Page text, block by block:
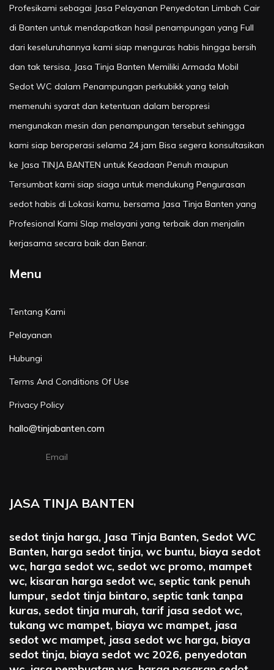
Profesikami sebagai Jasa Pelayanan Penyedotan Limbah Cair
di Banten untuk mendapatkan hasil penampungan yang Full
dari keseluruhannya kami siap menguras habis hingga bersih
dan tak tersisa, Jasa Tinja Banten Memiliki Armada Mobil
Sedot WC dalam Penampungan perkubikk yang telah
memenuhi syarat dan ketentuan dalam beropresi
mengunakan mesin dan penampungan tersebut sehingga
kami siap beroperasi selama 24 jam Bisa segera konsultasikan
ke Jasa TINJA BANTEN untuk Keadaan Penuh maupun
Tersumbat kami siap siaga untuk mendukung Pengurasan
sedot habis di Lokasi kamu, bersama Jasa Tinja Banten yang
Profesional Kami SIap melayani yang terbaik dan menjalin
kerjasama secara baik dan Benar.
Menu
Tentang Kami
Pelayanan
Hubungi
Terms And Conditions Of Use
Privacy Policy
hallo@tinjabanten.com
Email
JASA TINJA BANTEN
sedot tinja harga, Jasa Tinja Banten, Sedot WC
Banten, harga sedot tinja, wc buntu, biaya sedot
wc, harga sedot wc, sedot wc promo, mampet
wc, kisaran harga sedot wc, septic tank penuh
lumpur, sedot tinja bintaro, septic tank tanpa
kuras, sedot tinja murah, tarif jasa sedot wc,
tukang wc mampet, biaya wc mampet, jasa
sedot wc mampet, jasa sedot wc harga, biaya
sedot tinja, biaya sedot wc 2026, penyedotan